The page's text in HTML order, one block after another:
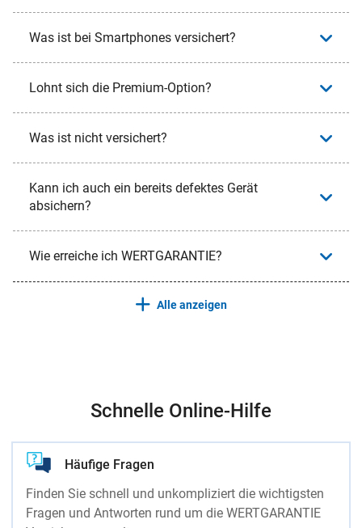
Was ist bei Smartphones versichert?
Lohnt sich die Premium-Option?
Was ist nicht versichert?
Kann ich auch ein bereits defektes Gerät
absichern?
Wie erreiche ich WERTGARANTIE?
Alle anzeigen
Schnelle Online-Hilfe
Häufige Fragen
Finden Sie schnell und unkompliziert die wichtigsten
Fragen und Antworten rund um die WERTGARANTIE